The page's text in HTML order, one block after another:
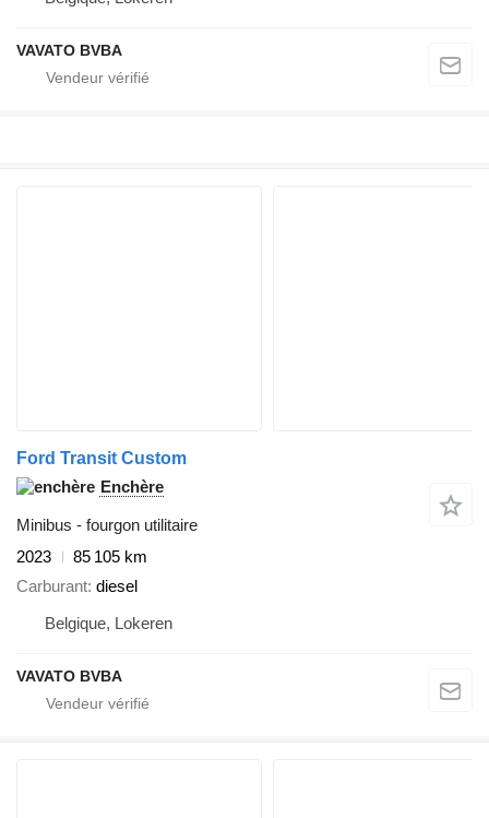
VAVATO BVBA
Ford Transit Custom
Enchère
Minibus - fourgon utilitaire
2023
85 105 km
Carburant diesel
Belgique, Lokeren
VAVATO BVBA